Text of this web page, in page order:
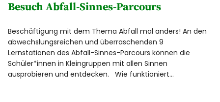
Tiere und Pflanzen
Wiese und Heide
Besuch Abfall-Sinnes-Parcours
Beschäftigung mit dem Thema Abfall mal anders! An den
abwechslungsreichen und überraschenden 9
Lernstationen des Abfall-Sinnes-Parcours können die
Schüler*innen in Kleingruppen mit allen Sinnen
ausprobieren und entdecken. Wie funktioniert…